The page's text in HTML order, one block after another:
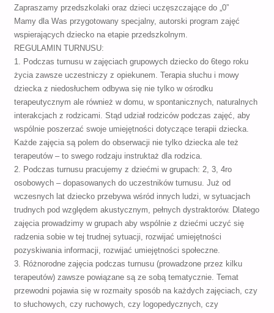
Zapraszamy przedszkolaki oraz dzieci uczęszczające do „0”
Mamy dla Was przygotowany specjalny, autorski program zajęć
wspierających dziecko na etapie przedszkolnym.
REGULAMIN TURNUSU:
1. Podczas turnusu w zajęciach grupowych dziecko do 6tego roku
życia zawsze uczestniczy z opiekunem. Terapia słuchu i mowy
dziecka z niedosłuchem odbywa się nie tylko w ośrodku
terapeutycznym ale również w domu, w spontanicznych, naturalnych
interakcjach z rodzicami. Stąd udział rodziców podczas zajęć, aby
wspólnie poszerzać swoje umiejętności dotyczące terapii dziecka.
Każde zajęcia są polem do obserwacji nie tylko dziecka ale też
terapeutów – to swego rodzaju instruktaż dla rodzica.
2. Podczas turnusu pracujemy z dziećmi w grupach: 2, 3, 4ro
osobowych – dopasowanych do uczestników turnusu. Już od
wczesnych lat dziecko przebywa wśród innych ludzi, w sytuacjach
trudnych pod względem akustycznym, pełnych dystraktorów. Dlatego
zajęcia prowadzimy w grupach aby wspólnie z dziećmi uczyć się
radzenia sobie w tej trudnej sytuacji, rozwijać umiejętności
pozyskiwania informacji, rozwijać umiejętności społeczne.
3. Różnorodne zajęcia podczas turnusu (prowadzone przez kilku
terapeutów) zawsze powiązane są ze sobą tematycznie. Temat
przewodni pojawia się w rozmaity sposób na każdych zajęciach, czy
to słuchowych, czy ruchowych, czy logopedycznych, czy